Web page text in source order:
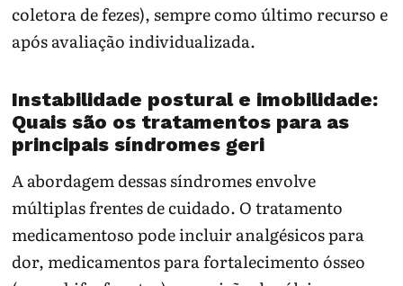
coletora de fezes), sempre como último recurso e
após avaliação individualizada.
Instabilidade postural e imobilidade:
Quais são os tratamentos para as
principais síndromes geri
A abordagem dessas síndromes envolve
múltiplas frentes de cuidado. O tratamento
medicamentoso pode incluir analgésicos para
dor, medicamentos para fortalecimento ósseo